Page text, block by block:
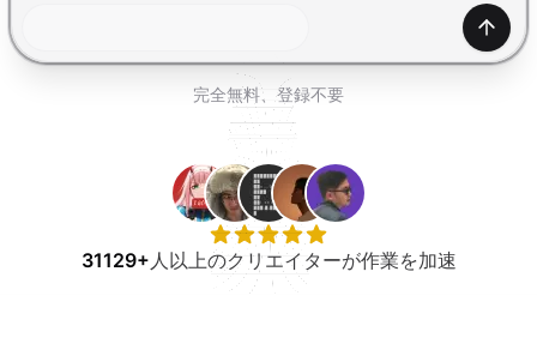
生成
完全無料、登録不要
31129+人以上のクリエイターが作業を加速